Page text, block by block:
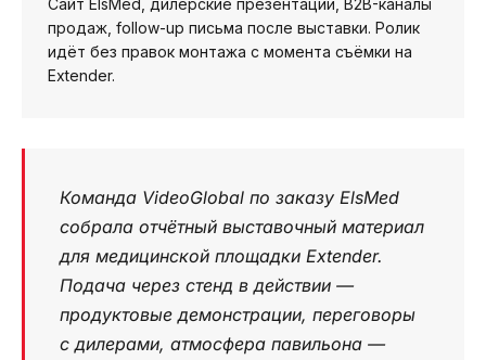
продаж, follow-up письма после выставки. Ролик
идёт без правок монтажа с момента съёмки на
Extender.
Команда VideoGlobal по заказу ElsMed
собрала отчётный выставочный материал
для медицинской площадки Extender.
Подача через стенд в действии —
продуктовые демонстрации, переговоры
с дилерами, атмосфера павильона —